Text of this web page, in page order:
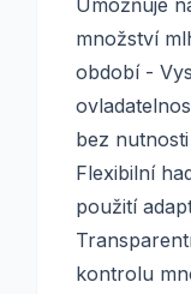
Umožňuje
množství
období -
bez
Flexibilní
použití
kontrolu